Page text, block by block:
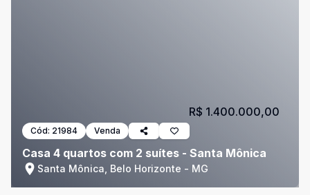
Cód: 21984 Venda
Casa 4 quartos com 2 suítes - Santa Mônica
Santa Mônica, Belo Horizonte - MG
R$ 1.400.000,00